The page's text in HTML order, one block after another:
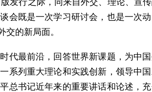
会既是一次学习研讨会，也是一次
的新局面。
代最前沿，回答世界新课题，为中
系列重大理论和实践创新，领导中
总书记近年来的重要讲话和论述，